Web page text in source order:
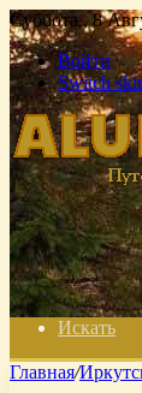
Суббота , 8
Войти
Switch
Искать
Главная/